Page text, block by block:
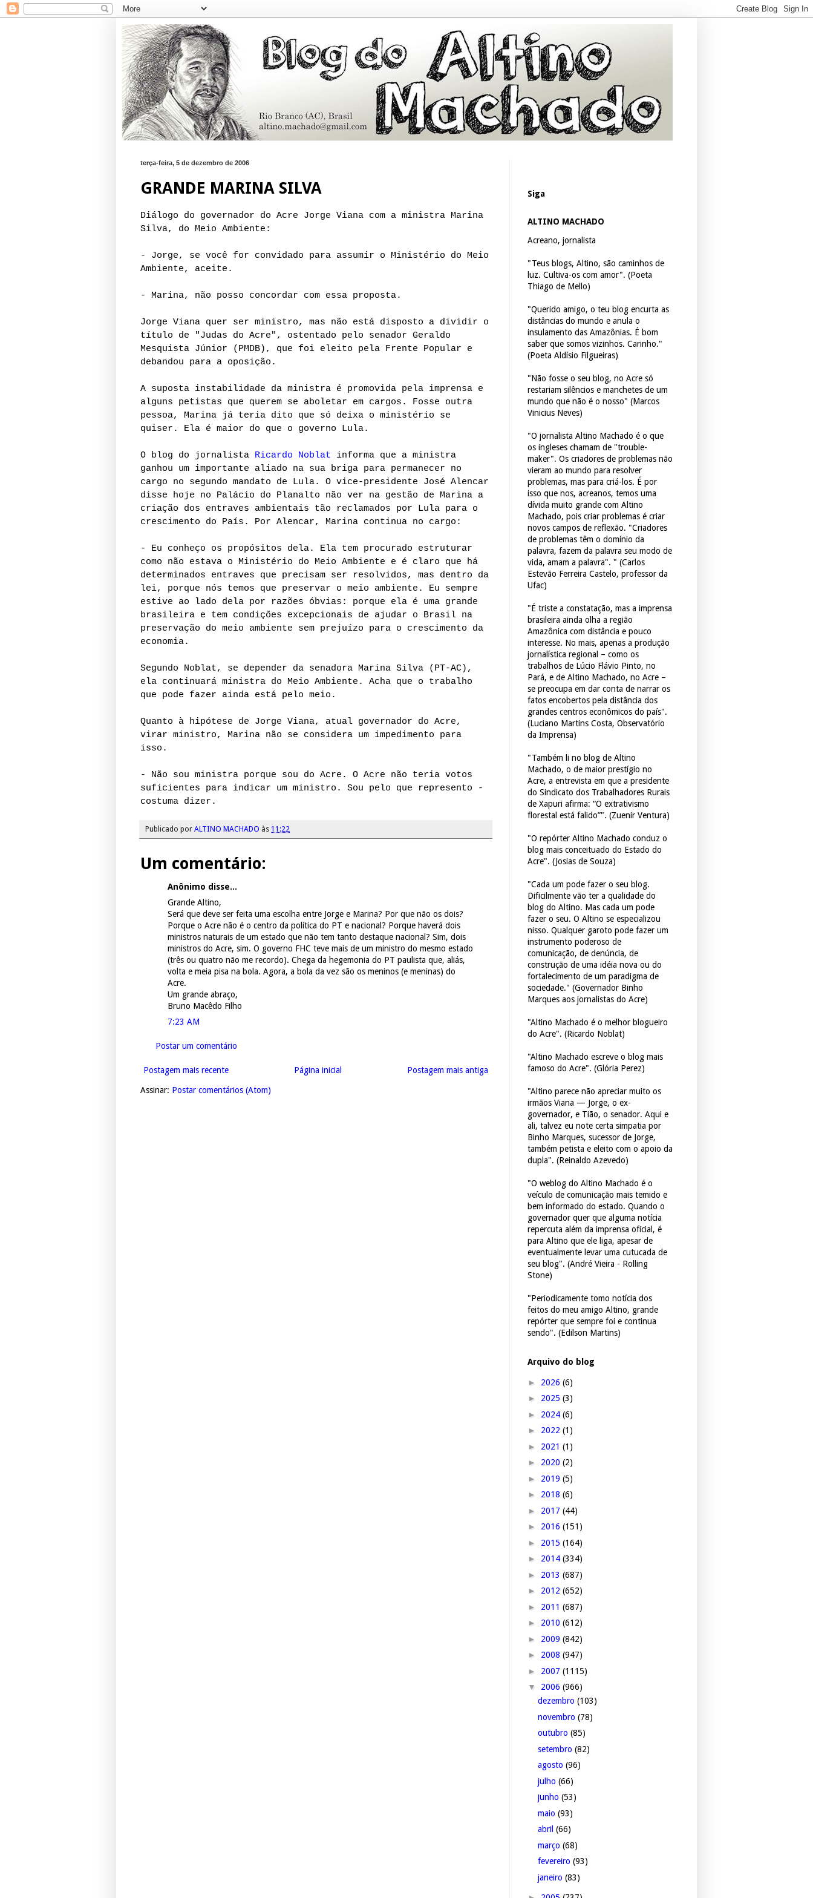
terça-feira, 5 de dezembro de 2006
GRANDE MARINA SILVA
Diálogo do governador do Acre Jorge Viana com a ministra Marina
Silva, do Meio Ambiente:
- Jorge, se você for convidado para assumir o Ministério do Meio
Ambiente, aceite.
- Marina, não posso concordar com essa proposta.
Jorge Viana quer ser ministro, mas não está disposto a dividir o
título de "Judas do Acre", ostentado pelo senador Geraldo
Mesquista Júnior (PMDB), que foi eleito pela Frente Popular e
debandou para a oposição.
A suposta instabilidade da ministra é promovida pela imprensa e
alguns petistas que querem se aboletar em cargos. Fosse outra
pessoa, Marina já teria dito que só deixa o ministério se
quiser. Ela é maior do que o governo Lula.
O blog do jornalista Ricardo Noblat informa que a ministra
ganhou um importante aliado na sua briga para permanecer no
cargo no segundo mandato de Lula. O vice-presidente José Alencar
disse hoje no Palácio do Planalto não ver na gestão de Marina a
criação dos entraves ambientais tão reclamados por Lula para o
crescimento do País. Por Alencar, Marina continua no cargo:
- Eu conheço os propósitos dela. Ela tem procurado estruturar
como não estava o Ministério do Meio Ambiente e é claro que há
determinados entraves que precisam ser resolvidos, mas dentro da
lei, porque nós temos que preservar o meio ambiente. Eu sempre
estive ao lado dela por razões óbvias: porque ela é uma grande
brasileira e tem condições excepcionais de ajudar o Brasil na
preservação do meio ambiente sem prejuízo para o crescimento da
economia.
Segundo Noblat, se depender da senadora Marina Silva (PT-AC),
ela continuará ministra do Meio Ambiente. Acha que o trabalho
que pode fazer ainda está pelo meio.
Quanto à hipótese de Jorge Viana, atual governador do Acre,
virar ministro, Marina não se considera um impedimento para
isso.
- Não sou ministra porque sou do Acre. O Acre não teria votos
suficientes para indicar um ministro. Sou pelo que represento -
costuma dizer.
Publicado por ALTINO MACHADO às 11:22
Um comentário:
Anônimo disse...
Grande Altino,
Será que deve ser feita uma escolha entre Jorge e Marina? Por que não os dois?
Porque o Acre não é o centro da política do PT e nacional? Porque haverá dois
ministros naturais de um estado que não tem tanto destaque nacional? Sim, dois
ministros do Acre, sim. O governo FHC teve mais de um ministro do mesmo estado
(três ou quatro não me recordo). Chega da hegemonia do PT paulista que, aliás,
volta e meia pisa na bola. Agora, a bola da vez são os meninos (e meninas) do
Acre.
Um grande abraço,
Bruno Macêdo Filho
7:23 AM
Postar um comentário
Postagem mais recente Postagem mais antiga
Página inicial
Assinar: Postar comentários (Atom)
Siga
ALTINO MACHADO
Acreano, jornalista
"Teus blogs, Altino, são caminhos de
luz. Cultiva-os com amor". (Poeta
Thiago de Mello)
"Querido amigo, o teu blog encurta as
distâncias do mundo e anula o
insulamento das Amazônias. É bom
saber que somos vizinhos. Carinho."
(Poeta Aldísio Filgueiras)
"Não fosse o seu blog, no Acre só
restariam silêncios e manchetes de um
mundo que não é o nosso" (Marcos
Vinicius Neves)
"O jornalista Altino Machado é o que
os ingleses chamam de "trouble-
maker". Os criadores de problemas não
vieram ao mundo para resolver
problemas, mas para criá-los. É por
isso que nos, acreanos, temos uma
dívida muito grande com Altino
Machado, pois criar problemas é criar
novos campos de reflexão. "Criadores
de problemas têm o domínio da
palavra, fazem da palavra seu modo de
vida, amam a palavra". " (Carlos
Estevão Ferreira Castelo, professor da
Ufac)
"É triste a constatação, mas a imprensa
brasileira ainda olha a região
Amazônica com distância e pouco
interesse. No mais, apenas a produção
jornalística regional – como os
trabalhos de Lúcio Flávio Pinto, no
Pará, e de Altino Machado, no Acre –
se preocupa em dar conta de narrar os
fatos encobertos pela distância dos
grandes centros econômicos do país".
(Luciano Martins Costa, Observatório
da Imprensa)
"Também li no blog de Altino
Machado, o de maior prestígio no
Acre, a entrevista em que a presidente
do Sindicato dos Trabalhadores Rurais
de Xapuri afirma: “O extrativismo
florestal está falido”". (Zuenir Ventura)
"O repórter Altino Machado conduz o
blog mais conceituado do Estado do
Acre". (Josias de Souza)
"Cada um pode fazer o seu blog.
Dificilmente vão ter a qualidade do
blog do Altino. Mas cada um pode
fazer o seu. O Altino se especializou
nisso. Qualquer garoto pode fazer um
instrumento poderoso de
comunicação, de denúncia, de
construção de uma idéia nova ou do
fortalecimento de um paradigma de
sociedade." (Governador Binho
Marques aos jornalistas do Acre)
"Altino Machado é o melhor blogueiro
do Acre". (Ricardo Noblat)
"Altino Machado escreve o blog mais
famoso do Acre". (Glória Perez)
"Altino parece não apreciar muito os
irmãos Viana — Jorge, o ex-
governador, e Tião, o senador. Aqui e
ali, talvez eu note certa simpatia por
Binho Marques, sucessor de Jorge,
também petista e eleito com o apoio da
dupla". (Reinaldo Azevedo)
"O weblog do Altino Machado é o
veículo de comunicação mais temido e
bem informado do estado. Quando o
governador quer que alguma notícia
repercuta além da imprensa oficial, é
para Altino que ele liga, apesar de
eventualmente levar uma cutucada de
seu blog". (André Vieira - Rolling
Stone)
"Periodicamente tomo notícia dos
feitos do meu amigo Altino, grande
repórter que sempre foi e continua
sendo". (Edilson Martins)
Arquivo do blog
► 2026 (6)
► 2025 (3)
► 2024 (6)
► 2022 (1)
► 2021 (1)
► 2020 (2)
► 2019 (5)
► 2018 (6)
► 2017 (44)
► 2016 (151)
► 2015 (164)
► 2014 (334)
► 2013 (687)
► 2012 (652)
► 2011 (687)
► 2010 (612)
► 2009 (842)
► 2008 (947)
► 2007 (1115)
▼ 2006 (966)
dezembro (103)
novembro (78)
outubro (85)
setembro (82)
agosto (96)
julho (66)
junho (53)
maio (93)
abril (66)
março (68)
fevereiro (93)
janeiro (83)